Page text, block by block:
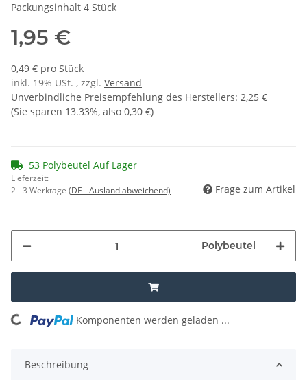
Packungsinhalt 4 Stück
1,95 €
0,49 € pro Stück
inkl. 19% USt. , zzgl. Versand
Unverbindliche Preisempfehlung des Herstellers: 2,25 €
(Sie sparen 13.33%, also 0,30 €)
53 Polybeutel Auf Lager
Lieferzeit:
2 - 3 Werktage (DE - Ausland abweichend) Frage zum Artikel
Polybeutel
Komponenten werden geladen ...
Beschreibung